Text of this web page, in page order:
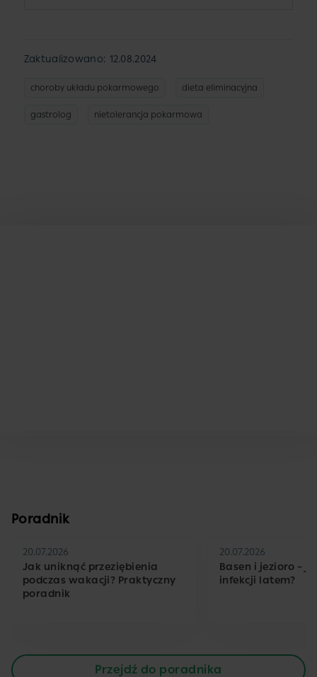
Zaktualizowano: 12.08.2024
choroby układu pokarmowego dieta eliminacyjna
gastrolog nietolerancja pokarmowa
Poradnik
20.07.2026
Jak uniknąć przeziębienia
podczas wakacji? Praktyczny
poradnik
20.07.2026
Basen i jezioro –
infekcji latem?
Przejdź do poradnika